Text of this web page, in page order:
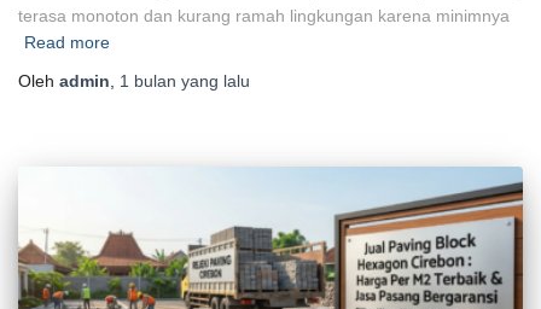
terasa monoton dan kurang ramah lingkungan karena minimnya
Read more
Oleh admin 1 bulan yang lalu